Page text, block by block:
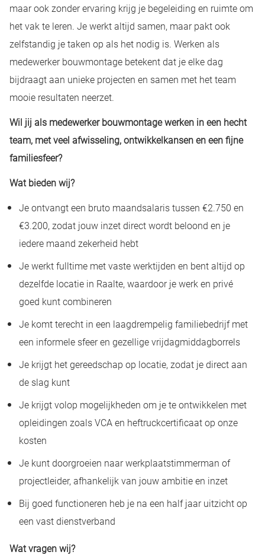
maar ook zonder ervaring krijg je begeleiding en ruimte om
het vak te leren. Je werkt altijd samen, maar pakt ook
zelfstandig je taken op als het nodig is. Werken als
medewerker bouwmontage betekent dat je elke dag
bijdraagt aan unieke projecten en samen met het team
mooie resultaten neerzet.
Wil jij als medewerker bouwmontage werken in een hecht
team, met veel afwisseling, ontwikkelkansen en een fijne
familiesfeer?
Wat bieden wij?
Je ontvangt een bruto maandsalaris tussen €2.750 en
€3.200, zodat jouw inzet direct wordt beloond en je
iedere maand zekerheid hebt
Je werkt fulltime met vaste werktijden en bent altijd op
dezelfde locatie in Raalte, waardoor je werk en privé
goed kunt combineren
Je komt terecht in een laagdrempelig familiebedrijf met
een informele sfeer en gezellige vrijdagmiddagborrels
Je krijgt het gereedschap op locatie, zodat je direct aan
de slag kunt
Je krijgt volop mogelijkheden om je te ontwikkelen met
opleidingen zoals VCA en heftruckcertificaat op onze
kosten
Je kunt doorgroeien naar werkplaatstimmerman of
projectleider, afhankelijk van jouw ambitie en inzet
Bij goed functioneren heb je na een half jaar uitzicht op
een vast dienstverband
Wat vragen wij?